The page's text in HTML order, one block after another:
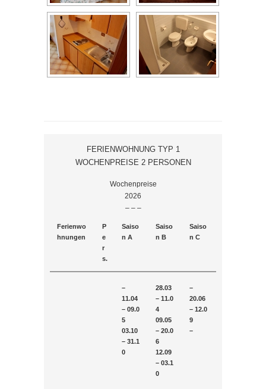
FERIENWOHNUNG TYP 1
WOCHENPREISE 2 PERSONEN
Wochenpreise
2026
– – –
Ferienwo
hnungen
P
e
r
s.
Saiso
n A
Saiso
n B
Saiso
n C
–
11.04
– 09.0
5
03.10
– 31.1
0
28.03
– 11.0
4
09.05
– 20.0
6
12.09
– 03.1
0
–
20.06
– 12.0
9
–